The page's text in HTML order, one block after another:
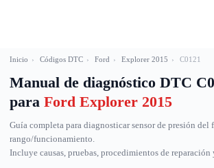
Inicio › Códigos DTC › Ford › Explorer 2015 › C0121
Manual de diagnóstico DTC
para Ford Explorer 2015
Guía completa para diagnosticar sensor de presión del
rango/funcionamiento.
Incluye causas, pruebas, procedimientos de